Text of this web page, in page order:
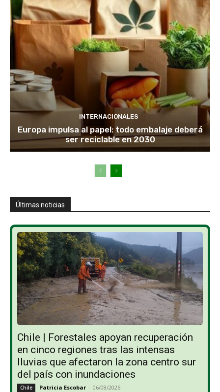
INTERNACIONALES
Europa impulsa al papel: todo embalaje deberá
ser reciclable en 2030
Últimas noticias
Chile | Forestales apoyan recuperación
en cinco regiones tras las intensas
lluvias que afectaron la zona centro sur
del país con inundaciones
Chile Patricia Escobar - 06/08/2026